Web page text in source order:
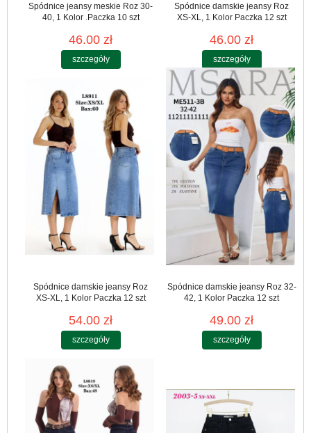
Spódnice jeansy meskie Roz 30-
40, 1 Kolor .Paczka 10 szt
46.00 zł
szczegóły
Spódnice damskie jeansy Roz
XS-XL, 1 Kolor Paczka 12 szt
46.00 zł
szczegóły
Spódnice damskie jeansy Roz
XS-XL, 1 Kolor Paczka 12 szt
54.00 zł
szczegóły
Spódnice damskie jeansy Roz 32-
42, 1 Kolor Paczka 12 szt
49.00 zł
szczegóły